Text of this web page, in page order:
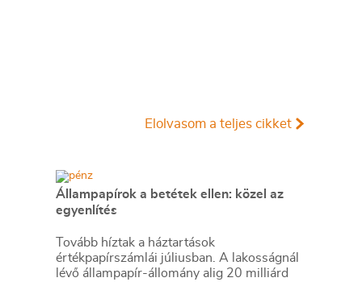
Elolvasom a teljes cikket
Állampapírok a betétek ellen: közel az
egyenlítés
Tovább híztak a háztartások
értékpapírszámlái júliusban. A lakosságnál
lévő állampapír-állomány alig 20 milliárd